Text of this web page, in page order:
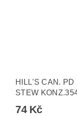
HILL'S CAN.
STEW
74 Kč